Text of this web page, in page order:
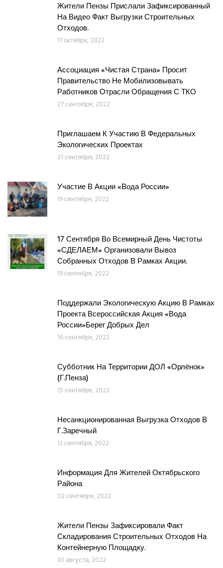
Жители Пензы Прислали Зафиксированный
На Видео Факт Выгрузки Строительных
Отходов.
11 октября, 2022
Ассоциация «Чистая Страна» Просит
Правительство Не Мобилизовывать
Работников Отрасли Обращения С ТКО
27 сентября, 2022
Приглашаем К Участию В Федеральных
Экологических Проектах
21 сентября, 2022
Участие В Акции «Вода России»
19 сентября, 2022
17 Сентября Во Всемирный День Чистоты
«СДЕЛАЕМ» Организовали Вывоз
Собранных Отходов В Рамках Акции.
19 сентября, 2022
Поддержали Экологическую Акцию В Рамках
Проекта Всероссийская Акция «Вода
России»Берег Добрых Дел
16 сентября, 2022
Субботник На Территории ДОЛ «Орлёнок»
(г.Пенза)
15 сентября, 2022
Несанкционированная Выгрузка Отходов В
Г.Заречный
13 сентября, 2022
Информация Для Жителей Октябрьского
Района
02 сентября, 2022
Жители Пензы Зафиксировали Факт
Складирования Строительных Отходов На
Контейнерную Площадку.
30 августа, 2022